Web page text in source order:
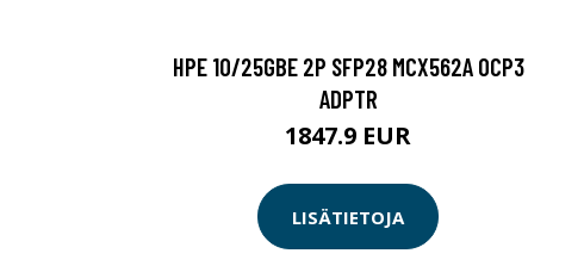
HPE 10/25GBE 2P SFP28 MCX562A OCP3
ADPTR
1847.9 EUR
LISÄTIETOJA